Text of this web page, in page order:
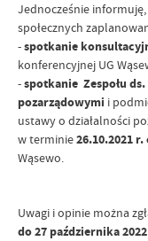
Jednocześnie
społecznych
-spotkanie
konferencyjnej UG
-spotkanie Zespołu
pozarządowymi i
ustawy o działalności
w terminie26.10.2021 r.
Wąsewo.
Uwagi i opinie można
do 27 października